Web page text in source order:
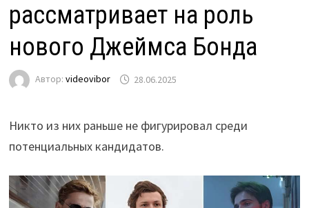
рассматривает на роль
нового Джеймса Бонда
Автор: videovibor 28.06.2025
Никто из них раньше не фигурировал среди
потенциальных кандидатов.